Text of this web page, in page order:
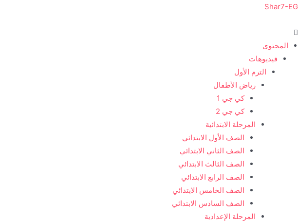
تخطي
المحتوى
Shar7-EG
المحتوى
فيديوهات
الترم الأول
رياض الأطفال
كي جي 1
كي جي 2
المرحلة الابتدائية
الصف الأول الابتدائي
الصف الثاني الابتدائي
الصف الثالث الابتدائي
الصف الرابع الابتدائي
الصف الخامس الابتدائي
الصف السادس الابتدائي
المرحلة الإعدادية